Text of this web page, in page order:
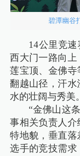
碧潭幽谷
14公里竞
西大门一路向
莲宝顶、金佛寺
翻越山径，汗
水的壮阔与秀美。
“金佛山这
事相关负责人
特地貌，垂直
选手的竞技需